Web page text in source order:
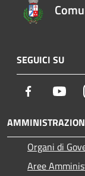
SEGUICI SU
Facebook
Organi di
Aree